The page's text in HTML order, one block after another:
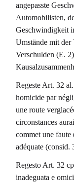
angepasste
Automobilisten,
Geschwindigkeit
Umstände mit der
Verschulden (E.
Regeste Art. 32
homicide par
une route
circonstances
commet une
adéquate (consid.
Regesto Art. 32
inadeguata e